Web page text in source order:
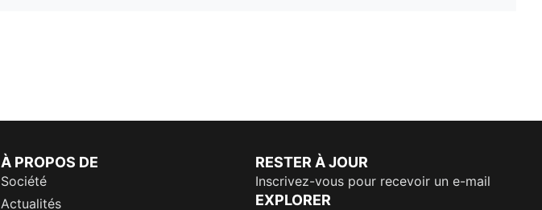
À PROPOS DE
Société
Actualités
RESTER À JOUR
Inscrivez-vous pour recevoir un e-mail
EXPLORER